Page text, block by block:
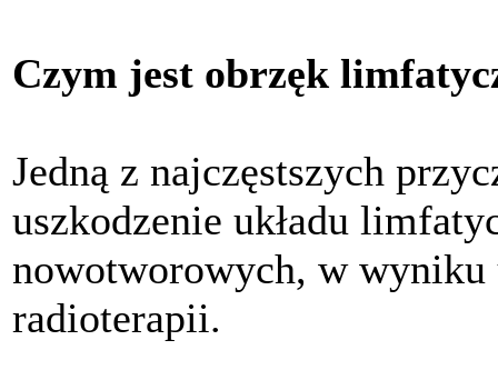
Czym jest obrzęk
Jedną z najczęstszych
uszkodzenie układu
nowotworowych, w wyniku
radioterapii.